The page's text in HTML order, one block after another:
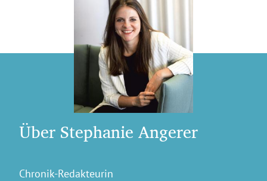
Über Stephanie Angerer
Chronik-Redakteurin